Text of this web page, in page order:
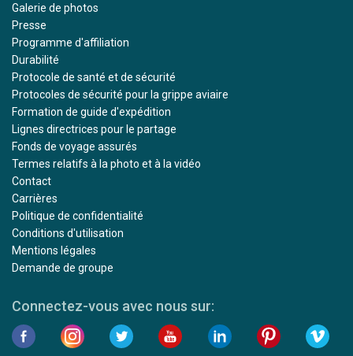
Galerie de photos
Presse
Programme d'affiliation
Durabilité
Protocole de santé et de sécurité
Protocoles de sécurité pour la grippe aviaire
Formation de guide d'expédition
Lignes directrices pour le partage
Fonds de voyage assurés
Termes relatifs à la photo et à la vidéo
Contact
Carrières
Politique de confidentialité
Conditions d'utilisation
Mentions légales
Demande de groupe
Connectez-vous avec nous sur: